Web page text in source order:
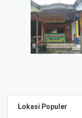
Lokasi Populer